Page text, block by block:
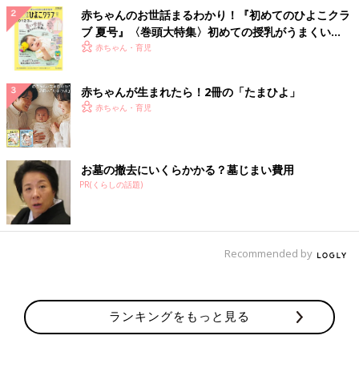
赤ちゃんのお世話まるわかり！『初めてのひよこクラ
ブ 夏号』〈巻頭大特集〉初めての授乳がうまくい
く！ おっぱい・ミルクの基本と夏のトラブル 解決テ
赤ちゃん・育児
赤ちゃんが生まれたら！2冊の「たまひよ」
赤ちゃん・育児
お墓の撤去にいくらかかる？墓じまい費用
PR(くらしの話題)
Recommended by
ランキングをもっと見る